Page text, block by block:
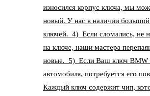
износился корпус ключа, мы
новый. У нас в наличии
ключей. 4) Если сломались, не
на ключе, наши мастера
новые. 5) Если Ваш ключ BMW
автомобиля, потребуется его
Каждый ключ содержит чип,